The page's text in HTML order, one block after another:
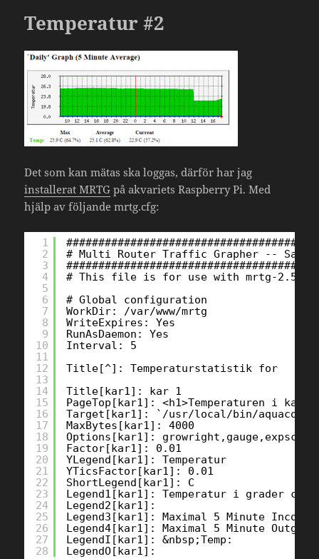
Temperatur #2
Det som kan mätas ska loggas, därför har jag
installerat MRTG på akvariets Raspberry Pi. Med
hjälp av följande mrtg.cfg:
1
2
3
4
5
6
7
8
9
10
11
12
13
14
15
16
17
18
19
20
21
22
23
24
25
26
27
28
# Multi Router Traffic Grapher --
# This file is for use with mrtg-2.5.4c
# Global configuration
WorkDir: /var/www/mrtg
WriteExpires: Yes
RunAsDaemon: Yes
Interval: 5
Title[^]: Temperaturstatistik for
Title[kar1]: kar 1
PageTop[kar1]: <h1>Temperaturen i kar
Target[kar1]: `/usr/local/bin/
MaxBytes[kar1]: 4000
Options[kar1]: growright,gauge,expscale
Factor[kar1]: 0.01
YLegend[kar1]: Temperatur
YTicsFactor[kar1]: 0.01
ShortLegend[kar1]: C
Legend1[kar1]: Temperatur i grader
Legend2[kar1]:
Legend3[kar1]: Maximal 5 Minute
Legend4[kar1]: Maximal 5 Minute
LegendI[kar1]: &nbsp;Temp:
LegendO[kar1]: